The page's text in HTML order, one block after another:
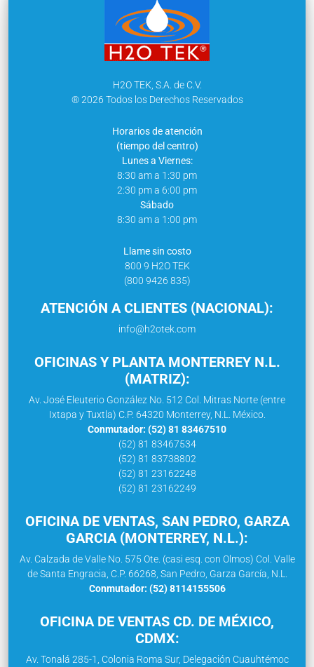
H2O TEK, S.A. de C.V.
® 2026 Todos los Derechos Reservados
Horarios de atención
(tiempo del centro)
Lunes a Viernes:
8:30 am a 1:30 pm
2:30 pm a 6:00 pm
Sábado
8:30 am a 1:00 pm
Llame sin costo
800 9 H2O TEK
(800 9426 835)
ATENCIÓN A CLIENTES (NACIONAL):
info@h2otek.com
OFICINAS Y PLANTA MONTERREY N.L.
(MATRIZ):
Av. José Eleuterio González No. 512 Col. Mitras Norte (entre
Ixtapa y Tuxtla) C.P. 64320 Monterrey, N.L. México.
Conmutador: (52) 81 83467510
(52) 81 83467534
(52) 81 83738802
(52) 81 23162248
(52) 81 23162249
OFICINA DE VENTAS, SAN PEDRO, GARZA
GARCIA (MONTERREY, N.L.):
Av. Calzada de Valle No. 575 Ote. (casi esq. con Olmos) Col. Valle
de Santa Engracia, C.P. 66268, San Pedro, Garza García, N.L.
Conmutador: (52) 8114155506
OFICINA DE VENTAS CD. DE MÉXICO,
CDMX:
Av. Tonalá 285-1, Colonia Roma Sur, Delegación Cuauhtémoc